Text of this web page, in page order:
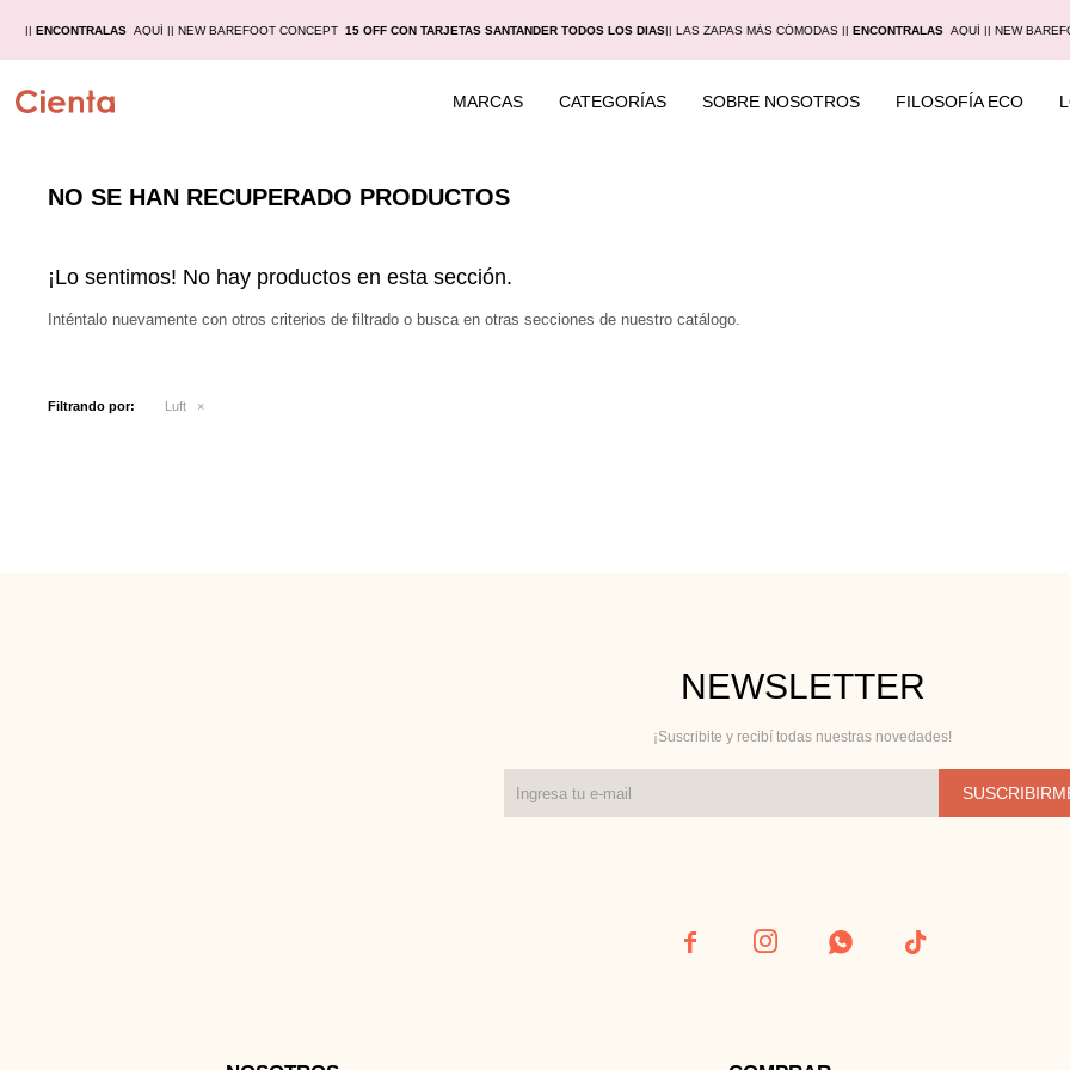
||ENCONTRALAS AQUÍ || NEW BAREFOOT CONCEPT15 OFF CON TARJETAS SANTANDER TODOS LOS DIAS|| LAS ZAPAS MÁS CÓMODAS ||ENCONTRALAS AQUÍ || NEW
MARCAS CATEGORÍAS SOBRE NOSOTROS FILOSOFÍA ECO
NO SE HAN RECUPERADO PRODUCTOS
¡Lo sentimos! No hay productos en esta sección.
Inténtalo nuevamente con otros criterios de filtrado o busca en otras secciones de nuestro catálogo.
Filtrando por: Luft
NEWSLETTER
¡Suscribite y recibí todas nuestras novedades!
   